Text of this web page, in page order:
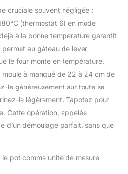
cruciale souvent négligée :
(thermostat 6) en mode
à la bonne température garantit
permet au gâteau de lever
le four monte en température,
à manqué de 22 à 24 cm de
le généreusement sur toute sa
le légèrement. Tapotez pour
Cette opération, appelée
d’un démoulage parfait, sans que
pot comme unité de mesure